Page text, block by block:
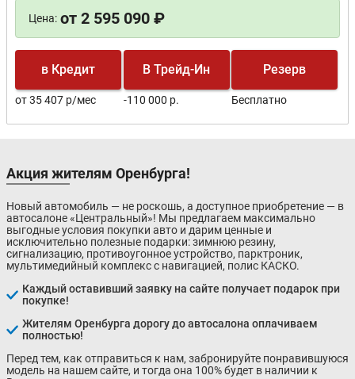
Цена: от 2 595 090 ₽
в Кредит
от 35 407 р/мес
В Трейд-Ин
-110 000 р.
Резерв
Бесплатно
Акция жителям Оренбурга!
Новый автомобиль — не роскошь, а доступное приобретение — в
автосалоне «Центральный»! Мы предлагаем максимально
выгодные условия покупки авто и дарим ценные и
исключительно полезные подарки: зимнюю резину,
сигнализацию, противоугонное устройство, парктроник,
мультимедийный комплекс с навигацией, полис КАСКО.
Каждый оставивший заявку на сайте получает подарок при
покупке!
Жителям Оренбурга дорогу до автосалона оплачиваем
полностью!
Перед тем, как отправиться к нам, забронируйте понравившуюся
модель на нашем сайте, и тогда она 100% будет в наличии к